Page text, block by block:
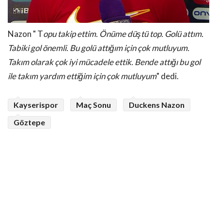
Nazon " Topu takip ettim. Önüme düştü top. Golü attım.
Tabiki gol önemli. Bu golü attığım için çok mutluyum.
Takım olarak çok iyi mücadele ettik. Bende attığı bu gol
ile takım yardım ettiğim için çok mutluyum" dedi.
Kayserispor Maç Sonu
Duckens Nazon
Göztepe